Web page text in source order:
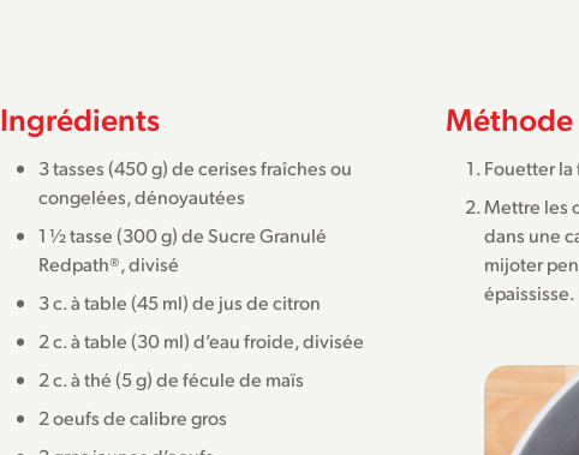
Ingrédients
3 tasses (450 g) de cerises fraîches ou
congelées, dénoyautées
1 ½ tasse (300 g) de Sucre Granulé
Redpath®, divisé
3 c. à table (45 ml) de jus de citron
2 c. à table (30 ml) d’eau froide, divisée
2 c. à thé (5 g) de fécule de maïs
2 oeufs de calibre gros
Méthode
Fouetter la
Mettre les
dans une
mijoter
épaississe.